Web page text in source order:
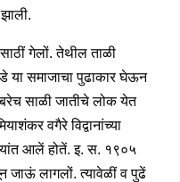
गेलों. तेथील ताळी
या समाजाचा पुढाकार घेऊन
साळी जातीचे लोक येत
वगैरे विद्वानांच्या
आलें होतें. इ. स. १९०५
जाऊं लागलों. त्यावेळीं व पुढें